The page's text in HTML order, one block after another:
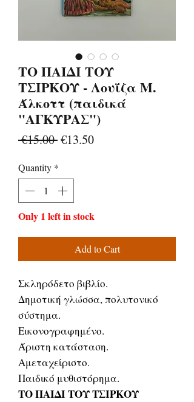
ΤΟ ΠΑΙΔΙ ΤΟΥ
ΤΣΙΡΚΟΥ - Λουΐζα Μ.
Άλκοττ (παιδικά
"ΑΓΚΥΡΑΣ")
€15.00 Regular
€13.50Sale
Quantity *
Only 1 left in stock
Add to Cart
Σκληρόδετο βιβλίο.
Δημοτική γλώσσα, πολυτονικό
σύστημα.
Εικονογραφημένο.
Άριστη κατάσταση.
Αμεταχείριστο.
Παιδικό μυθιστόρημα.
ΤΟ ΠΑΙΔΙ ΤΟΥ ΤΣΙΡΚΟΥ